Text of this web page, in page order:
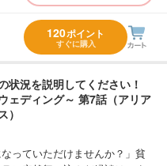
120ポイント
すぐに購入
状況を説明してください！
ェディング～ 第7話（アリア
）
なっていただけませんか？」貧